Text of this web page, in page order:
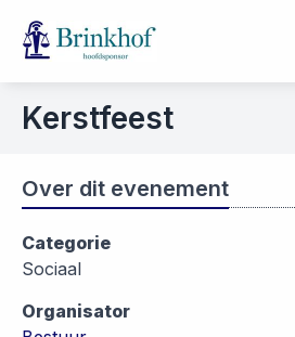
Kerstfeest
Over dit evenement
Categorie
Sociaal
Organisator